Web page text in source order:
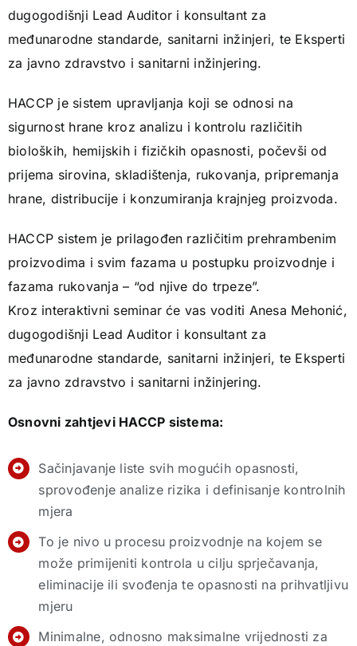
dugogodišnji Lead Auditor i konsultant za
međunarodne standarde, sanitarni inžinjeri, te Eksperti
za javno zdravstvo i sanitarni inžinjering.
HACCP je sistem upravljanja koji se odnosi na
sigurnost hrane kroz analizu i kontrolu različitih
bioloških, hemijskih i fizičkih opasnosti, počevši od
prijema sirovina, skladištenja, rukovanja, pripremanja
hrane, distribucije i konzumiranja krajnjeg proizvoda.
HACCP sistem je prilagođen različitim prehrambenim
proizvodima i svim fazama u postupku proizvodnje i
fazama rukovanja – “od njive do trpeze”.
Kroz interaktivni seminar će vas voditi Anesa Mehonić,
dugogodišnji Lead Auditor i konsultant za
međunarodne standarde, sanitarni inžinjeri, te Eksperti
za javno zdravstvo i sanitarni inžinjering.
Osnovni zahtjevi HACCP sistema:
Sačinjavanje liste svih mogućih opasnosti,
sprovođenje analize rizika i definisanje kontrolnih
mjera
To je nivo u procesu proizvodnje na kojem se
može primijeniti kontrola u cilju sprječavanja,
eliminacije ili svođenja te opasnosti na prihvatljivu
mjeru
Minimalne, odnosno maksimalne vrijednosti za